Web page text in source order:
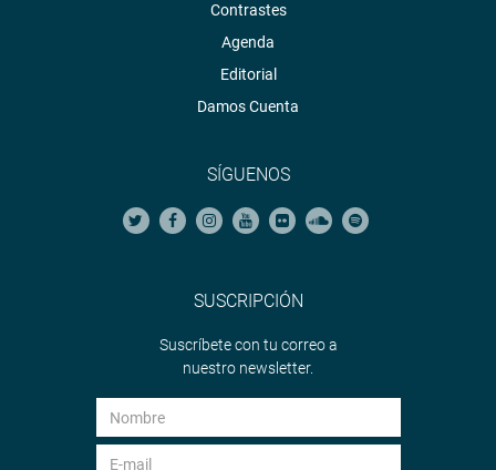
Contrastes
Agenda
Editorial
Damos Cuenta
SÍGUENOS
SUSCRIPCIÓN
Suscríbete con tu correo a
nuestro newsletter.